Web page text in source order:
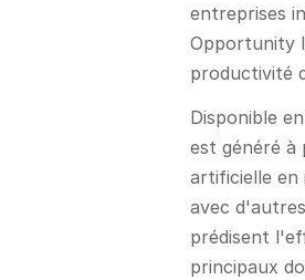
entreprises
Opportunity
productivité
Disponible
est généré à
artificielle en
avec
prédisent
principaux